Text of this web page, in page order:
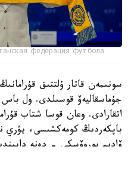
федерация футбола
سونىمەن قاتار ۇلتتىق
جۇماسقاليەۆ قوسىلدى. ول
اتقارادى. وعان قوسا شتاب
باپكەردىڭ كومەكشىسى، يۋري
ۆاديم بوروۆسكي - دەنە